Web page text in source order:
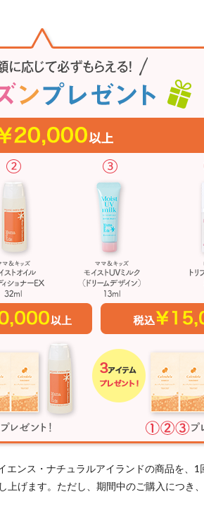
ンス・ナチュラルアイランドの商品を、1
上げます。ただし、期間中のご購入につき